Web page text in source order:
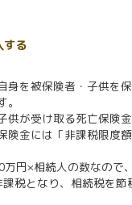
する
身を被保険者・子供を
供が受け取る死亡保険
険金には「非課税限度
万円×相続人の数なので
税となり、相続税を節